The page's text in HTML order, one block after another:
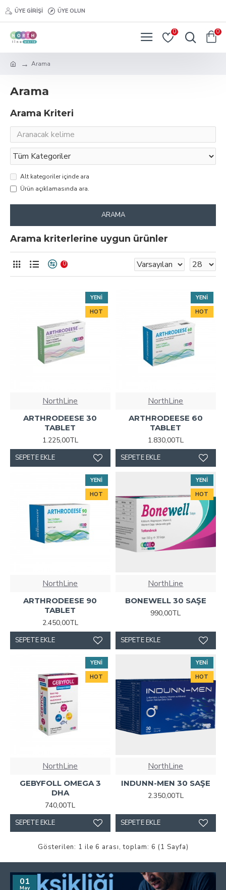
ÜYE GIRIŞI ÜYE OLUN
0 0
Arama
Arama
Arama Kriteri
Alt kategoriler içinde ara
Ürün açıklamasında ara.
ARAMA
Arama kriterlerine uygun ürünler
0
YENI
HOT
NorthLine
ARTHRODEESE 30
TABLET
1.225,00TL
SEPETE EKLE
YENI
HOT
NorthLine
ARTHRODEESE 60
TABLET
1.830,00TL
SEPETE EKLE
YENI
HOT
NorthLine
ARTHRODEESE 90
TABLET
2.450,00TL
SEPETE EKLE
YENI
HOT
NorthLine
BONEWELL 30 SAŞE
990,00TL
SEPETE EKLE
YENI
HOT
NorthLine
GEBYFOLL OMEGA 3
DHA
740,00TL
SEPETE EKLE
YENI
HOT
NorthLine
INDUNN-MEN 30 SAŞE
2.350,00TL
SEPETE EKLE
Gösterilen: 1 ile 6 arası, toplam: 6 (1 Sayfa)
01
May